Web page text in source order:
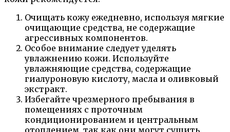
Очищать кожу ежедневно, используя мягкие
очищающие средства, не содержащие
агрессивных компонентов.
Особое внимание следует уделять
увлажнению кожи. Используйте
увлажняющие средства, содержащие
гиалуроновую кислоту, масла и оливковый
экстракт.
Избегайте чрезмерного пребывания в
помещениях с проточным
кондиционированием и центральным